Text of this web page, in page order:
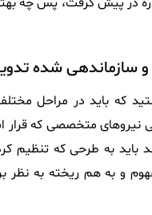
شده
که باید در مراحل
نیروهای متخصصی که
باید به طرحی که تنظیم
و به هم ریخته به نظر